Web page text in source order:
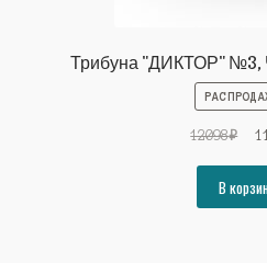
Трибуна "ДИКТОР" №3,
12098₽
В